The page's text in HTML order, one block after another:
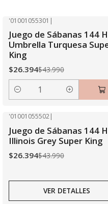
'01001055301 |
Juego de Sábanas 144
Umbrella Turquesa
King
$26.394$43.990
Cantidad
Agotado
'01001055502|
Juego de Sábanas 144
Illinois Grey Super King
$26.394$43.990
VER DETALLES